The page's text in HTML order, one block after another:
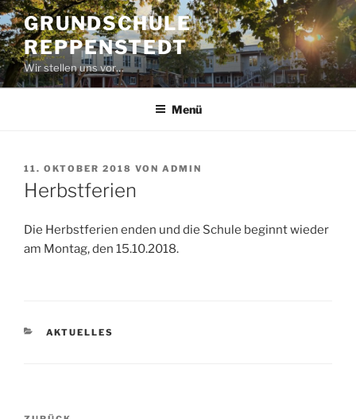
Zum
Inhalt
springen
GRUNDSCHULE
REPPENSTEDT
Wir stellen uns vor…
Menü
VERÖFFENTLICHT
AM
11. OKTOBER 2018 VON ADMIN
Herbstferien
Die Herbstferien enden und die Schule beginnt wieder
am Montag, den 15.10.2018.
KATEGORIEN
AKTUELLES
Beitragsnavigation